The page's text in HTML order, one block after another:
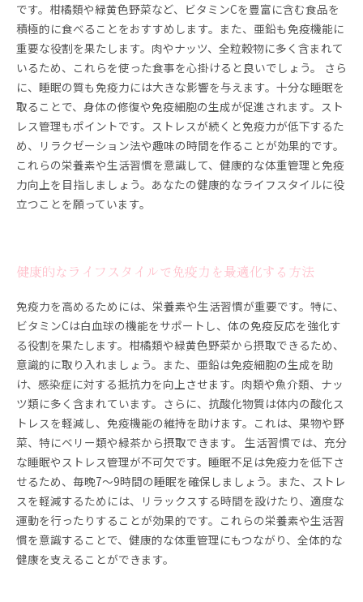
です。柑橘類や緑黄色野菜など、ビタミンCを豊富に含む食品を
積極的に食べることをおすすめします。また、亜鉛も免疫機能に
重要な役割を果たします。肉やナッツ、全粒穀物に多く含まれて
いるため、これらを使った食事を心掛けると良いでしょう。 さら
に、睡眠の質も免疫力には大きな影響を与えます。十分な睡眠を
取ることで、身体の修復や免疫細胞の生成が促進されます。スト
レス管理もポイントです。ストレスが続くと免疫力が低下するた
め、リラクゼーション法や趣味の時間を作ることが効果的です。
これらの栄養素や生活習慣を意識して、健康的な体重管理と免疫
力向上を目指しましょう。あなたの健康的なライフスタイルに役
立つことを願っています。
健康的なライフスタイルで免疫力を最適化する方法
免疫力を高めるためには、栄養素や生活習慣が重要です。特に、
ビタミンCは白血球の機能をサポートし、体の免疫反応を強化す
る役割を果たします。柑橘類や緑黄色野菜から摂取できるため、
意識的に取り入れましょう。また、亜鉛は免疫細胞の生成を助
け、感染症に対する抵抗力を向上させます。肉類や魚介類、ナッ
ツ類に多く含まれています。さらに、抗酸化物質は体内の酸化ス
トレスを軽減し、免疫機能の維持を助けます。これは、果物や野
菜、特にベリー類や緑茶から摂取できます。 生活習慣では、充分
な睡眠やストレス管理が不可欠です。睡眠不足は免疫力を低下さ
せるため、毎晩7～9時間の睡眠を確保しましょう。また、ストレ
スを軽減するためには、リラックスする時間を設けたり、適度な
運動を行ったりすることが効果的です。これらの栄養素や生活習
慣を意識することで、健康的な体重管理にもつながり、全体的な
健康を支えることができます。